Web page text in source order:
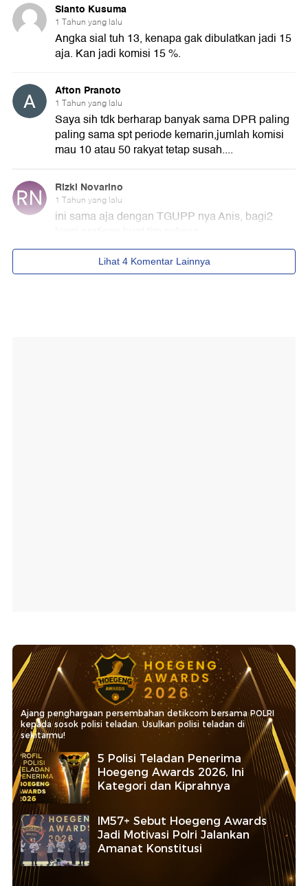
Ajang penghargaan persembahan detikcom bersama POLRI
kepada sosok polisi teladan. Usulkan polisi teladan di
sekitarmu!
5 Polisi Teladan Penerima
Hoegeng Awards 2026, Ini
Kategori dan Kiprahnya
IM57+ Sebut Hoegeng Awards
Jadi Motivasi Polri Jalankan
Amanat Konstitusi